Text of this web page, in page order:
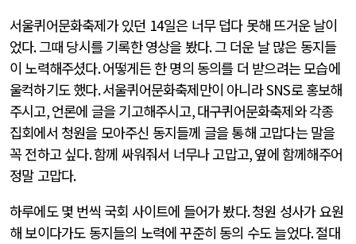
서울퀴어문화축제가 있던 14일은 너무 덥다 못해 뜨거운 날이
었다.그때 당시를 기록한 영상을 봤다.그 더운 날 많은 동지들
이 노력해주셨다.어떻게든 한 명의 동의를 더 받으려는 모습에
울컥하기도 했다.서울퀴어문화축제만이 아니라SNS로 홍보해
주시고,언론에 글을 기고해주시고,대구퀴어문화축제와 각종
집회에서 청원을 모아주신 동지들께 글을 통해 고맙다는 말을
꼭 전하고 싶다.함께 싸워줘서 너무나 고맙고,옆에 함께해주어
정말 고맙다.
하루에도 몇 번씩 국회 사이트에 들어가 봤다.청원 성사가 요원
해 보이다가도 동지들의 노력에 꾸준히 동의 수도 늘었다.절대